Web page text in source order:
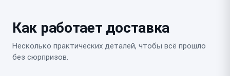
Как работает доставка
Несколько практических деталей, чтобы всё прошло
без сюрпризов.